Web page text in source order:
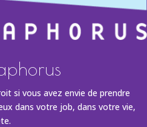
si vous avez envie de prendre
dans votre job, dans votre vie,